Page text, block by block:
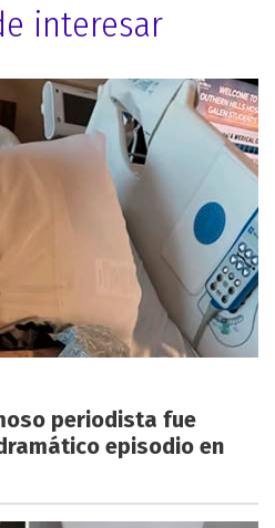
interesar
periodista fue
episodio en